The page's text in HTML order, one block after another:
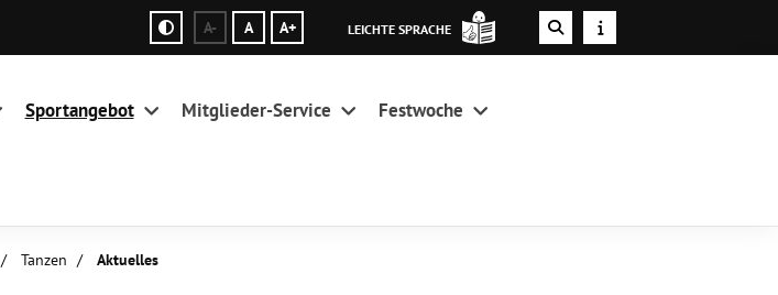
A- A A+ LEICHTE SPRACHE
Sportangebot Mitglieder-Service Festwoche
Tanzen Aktuelles